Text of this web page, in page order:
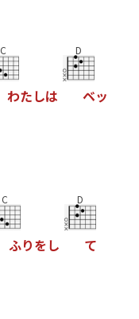
C
わたしは
D
ベッ
C
ふりをし
D
て